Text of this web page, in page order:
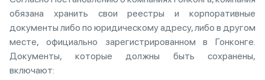
обязана хранить свои реестры и корпоративные
документы либо по юридическому адресу, либо в другом
месте, официально зарегистрированном в Гонконге.
Документы, которые должны быть сохранены,
включают: